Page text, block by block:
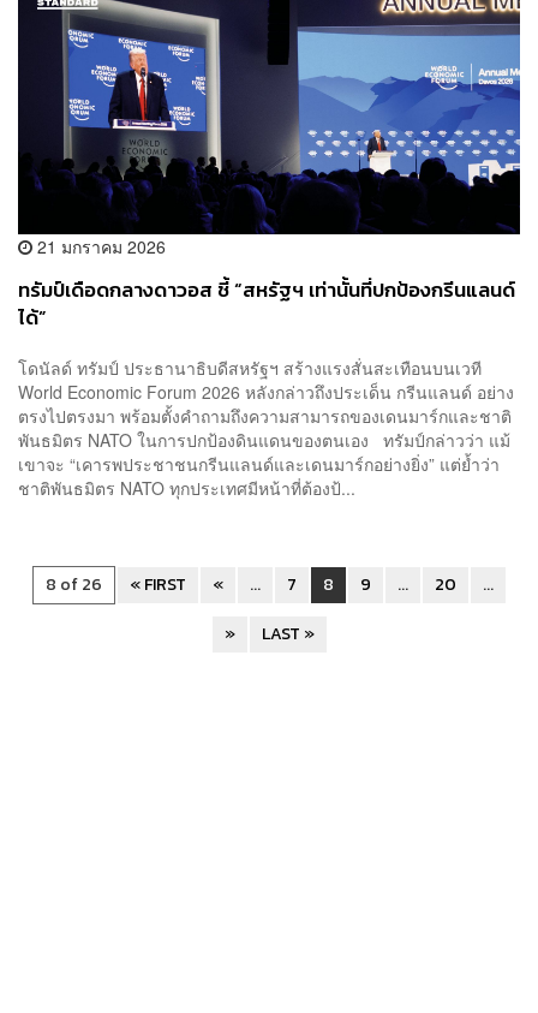
21 มกราคม 2026
ทรัมป์เดือดกลางดาวอส ชี้ “สหรัฐฯ เท่านั้นที่ปกป้องกรีนแลนด์
ได้”
โดนัลด์ ทรัมป์ ประธานาธิบดีสหรัฐฯ สร้างแรงสั่นสะเทือนบนเวที
World Economic Forum 2026 หลังกล่าวถึงประเด็น กรีนแลนด์ อย่าง
ตรงไปตรงมา พร้อมตั้งคำถามถึงความสามารถของเดนมาร์กและชาติ
พันธมิตร NATO ในการปกป้องดินแดนของตนเอง ทรัมป์กล่าวว่า แม้
เขาจะ “เคารพประชาชนกรีนแลนด์และเดนมาร์กอย่างยิ่ง” แต่ย้ำว่า
ชาติพันธมิตร NATO ทุกประเทศมีหน้าที่ต้องป้...
8 of 26 « FIRST « ... 7 8 9 ... 20
...
»
LAST »